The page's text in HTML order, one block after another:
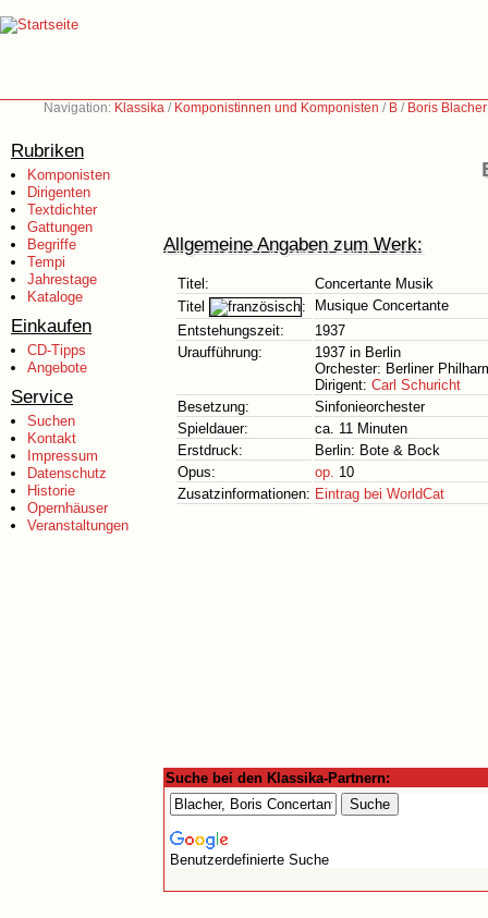
Navigation: Klassika / Komponistinnen und Komponisten / B / Boris
Rubriken
Komponisten
Dirigenten
Textdichter
Gattungen
Begriffe
Tempi
Jahrestage
Kataloge
Einkaufen
CD-Tipps
Angebote
Service
Suchen
Kontakt
Impressum
Datenschutz
Historie
Opernhäuser
Veranstaltungen
Allgemeine Angaben zum Werk:
Titel:
Concertante Musik
Titel
:
Musique Concertante
Entstehungszeit:
1937
Uraufführung:
1937 in Berlin
Orchester: Berliner
Dirigent: Carl Schuricht
Besetzung:
Sinfonieorchester
Spieldauer:
ca. 11 Minuten
Erstdruck:
Berlin: Bote & Bock
Opus:
op. 10
Zusatzinformationen: Eintrag bei WorldCat
Suche bei den Klassika-Partnern:
Benutzerdefinierte Suche